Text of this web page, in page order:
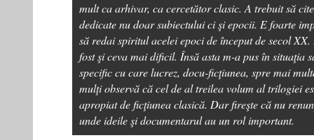
mult ca arhivar, ca cercetător clasic. A trebuit să
dedicate nu doar subiectului ci şi epocii. E foarte
să redai spiritul acelei epoci de început de secol
fost şi ceva mai dificil. Însă asta m-a pus în situaţia
specific cu care lucrez, docu-ficţiunea, spre mai
mulţi observă că cel de al treilea volum al trilogiei
apropiat de ficţiunea clasică. Dar fireşte că nu
unde ideile şi documentarul au un rol important.